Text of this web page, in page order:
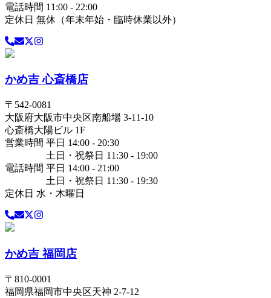
電話時間 11:00 - 22:00
定休日 無休（年末年始・臨時休業以外）
かめ吉 心斎橋店
〒 542-0081
大阪府大阪市中央区南船場 3-11-10
心斎橋大陽ビル 1F
営業時間 平日 14:00 - 20:30
土日・祝祭日 11:30 - 19:00
電話時間 平日 14:00 - 21:00
土日・祝祭日 11:30 - 19:30
定休日 水・木曜日
かめ吉 福岡店
〒 810-0001
福岡県福岡市中央区天神 2-7-12